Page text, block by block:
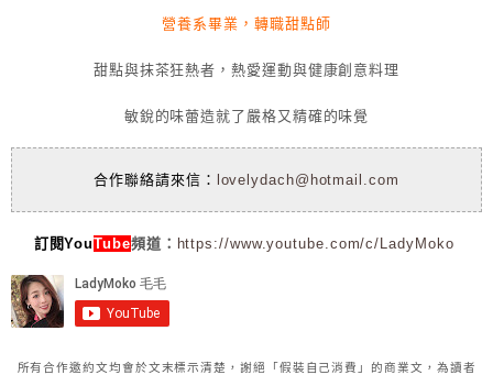
營養系畢業，轉職甜點師
甜點與抹茶狂熱者，熱愛運動與健康創意料理
敏銳的味蕾造就了嚴格又精確的味覺
合作聯絡請來信： lovelydach@hotmail.com
訂閱YouTube頻道： https://www.youtube.com/c/LadyMoko
所有合作邀約文均會於文末標示清楚，謝絕「假裝自己消費」的商業文，為讀者